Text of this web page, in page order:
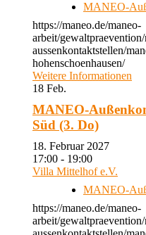
MANEO-
https://maneo.de/maneo-
arbeit/
aussenkontaktstellen/
hohenschoenhausen/
Weitere Informationen
18 Feb.
MANEO-
Süd (3. Do)
18. Februar 2027
17:00 - 19:00
Villa Mittelhof e.V.
MANEO-
https://maneo.de/maneo-
arbeit/